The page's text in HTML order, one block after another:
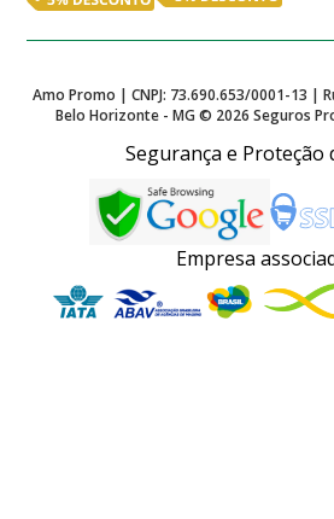
Amo Promo | CNPJ: 73.690.653/0001-13 |
Belo Horizonte - MG © 2026 Seguros
Segurança e Proteção
Empresa